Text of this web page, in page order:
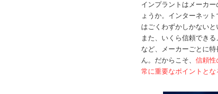
インプラントはメーカ
ょうか。インターネッ
はごくわずかしかない
また、いくら信頼でき
など、メーカーごとに
ん。だからこそ、 信頼性
常に重要なポイントとな